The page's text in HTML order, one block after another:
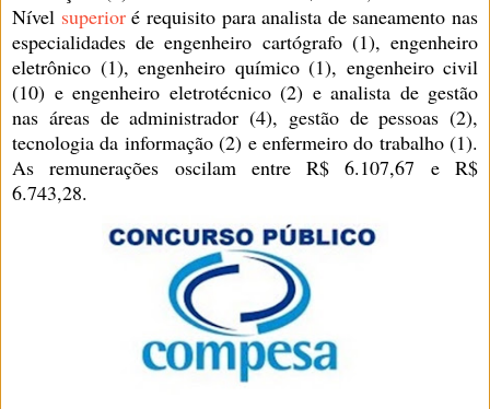
Nível superioré requisito para analista de saneamento nas
especialidades de engenheiro cartógrafo (1), engenheiro
eletrônico (1), engenheiro químico (1), engenheiro civil
(10) e engenheiro eletrotécnico (2) e analista de gestão
nas áreas de administrador (4), gestão de pessoas (2),
tecnologia da informação (2) e enfermeiro do trabalho (1).
As remunerações oscilam entre R$ 6.107,67 e R$
6.743,28.